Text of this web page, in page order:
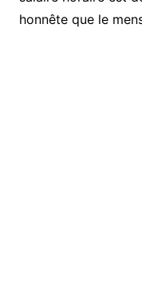
honnête que le